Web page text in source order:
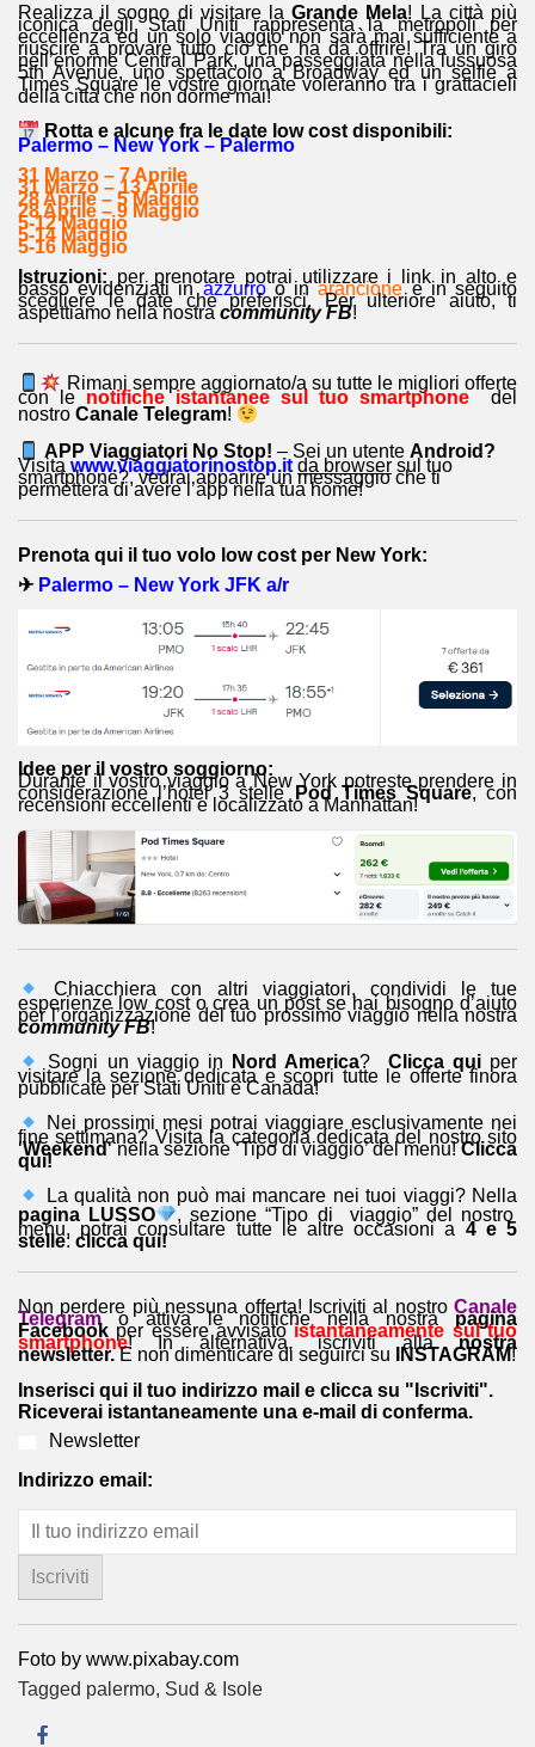
Realizza il sogno di visitare laGrande Mela! La città più
iconica degli Stati Uniti rappresenta la metropoli per
eccellenza ed un solo viaggio non sarà mai sufficiente a
riuscire a provare tutto ciò che ha da offrire! Tra un giro
nell’enorme Central Park, una passeggiata nella lussuosa
5th Avenue, uno spettacolo a Broadway ed un selfie a
Times Square le vostre giornate voleranno tra i grattacieli
della città che non dorme mai!
Rotta e alcune fra le date low cost disponibili:
Palermo – New York – Palermo
31 Marzo – 7 Aprile
31 Marzo – 13 Aprile
28 Aprile – 5 Maggio
28 Aprile – 9 Maggio
5-12 Maggio
5-14 Maggio
5-16 Maggio
Istruzioni:per prenotare potrai utilizzare i link in alto e
basso evidenziati inazzurroo inarancionee in seguito
scegliere le date che preferisci. Per ulteriore aiuto, ti
aspettiamo nella nostracommunity FB!
Rimani sempre aggiornato/a su tutte le migliori offerte
con le notifiche istantanee sul tuo smartphone del
nostro Canale Telegram!
APP Viaggiatori No Stop! – Sei un utenteAndroid?
Visita www.viaggiatorinostop.it da browser sul tuo
smartphone?, vedrai apparire un messaggio che ti
permetterà di avere l’app nella tua home!
Prenota qui il tuo volo low cost per New York:
✈ Palermo – New York JFK a/r
Idee per il vostro soggiorno:
Durante il vostro viaggio a New York potreste prendere in
considerazione l’hotel 3 stelle Pod Times Square, con
recensioni eccellenti e localizzato a Manhattan!
Chiacchiera con altri viaggiatori, condividi le tue
esperienze low cost o crea un post se hai bisogno d’aiuto
per l’organizzazione del tuo prossimo viaggio nella nostra
community FB!
Sogni un viaggio in
Nord America? Clicca quiper
visitare la sezione dedicata e scopri tutte le offerte finora
pubblicate per Stati Uniti e Canada!
Nei prossimi mesi potrai viaggiare esclusivamente nei
fine settimana? Visita la categoria dedicata del nostro sito
‘Weekend‘ nella sezione ‘Tipo di viaggio’ del menu!Clicca
qui!
La qualità non può mai mancare nei tuoi viaggi? Nella
pagina LUSSO
, sezione “Tipo di viaggio” del nostro
menu, potrai consultare tutte le altre occasioni a 4 e 5
stelle: clicca qui!
Non perdere più nessuna offerta! Iscriviti al nostro Canale
Telegram o attiva le notifiche nella nostrapagina
Facebook per essere avvisatoistantaneamente sul tuo
smartphone! In alternativa, iscriviti allanostra
newsletter.E non dimenticare di seguirci su INSTAGRAM!
Inserisci qui il tuo indirizzo mail e clicca su "Iscriviti".
Riceverai istantaneamente una e-mail di conferma.
Newsletter
Indirizzo email:
Foto by www.pixabay.com
Tagged palermo, Sud & Isole